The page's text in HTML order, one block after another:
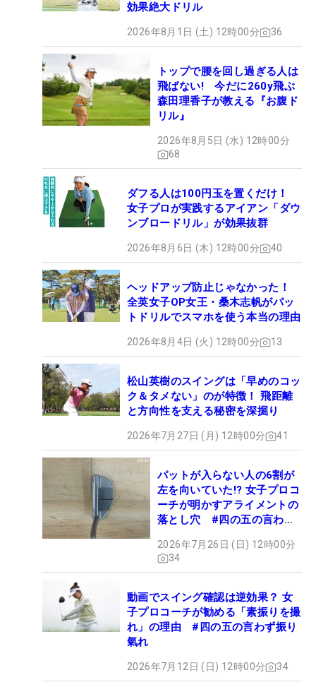
効果絶大ドリル
2026年8月1日 (土) 12時00分 36
トップで腰を回し過ぎる人は
飛ばない! 今だに260y飛ぶ
森田理香子が教える『お腹ド
リル』
2026年8月5日 (水) 12時00分
68
ダフる人は100円玉を置くだけ！
女子プロが実践するアイアン「ダウ
ンブロードリル」が効果抜群
2026年8月6日 (木) 12時00分 40
ヘッドアップ防止じゃなかった！
全英女子OP女王・桑木志帆がパッ
トドリルでスマホを使う本当の理由
2026年8月4日 (火) 12時00分 13
松山英樹のスイングは「早めのコッ
ク＆タメない」のが特徴！ 飛距離
と方向性を支える秘密を深掘り
2026年7月27日 (月) 12時00分 41
パットが入らない人の6割が
左を向いていた!? 女子プロコ
ーチが明かすアライメントの
落とし穴 #四の五の言わず
2026年7月26日 (日) 12時00分
34
動画でスイング確認は逆効果？ 女
子プロコーチが勧める「素振りを撮
れ」の理由 #四の五の言わず振り
氣れ
2026年7月12日 (日) 12時00分 34